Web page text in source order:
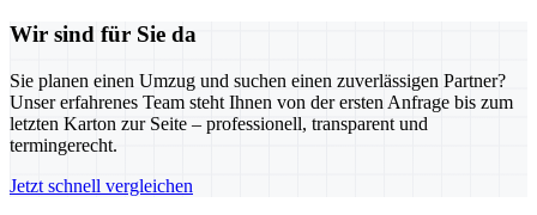
Wir sind für Sie da
Sie planen einen Umzug und suchen einen zuverlässigen Partner?
Unser erfahrenes Team steht Ihnen von der ersten Anfrage bis zum
letzten Karton zur Seite – professionell, transparent und
termingerecht.
Jetzt schnell vergleichen